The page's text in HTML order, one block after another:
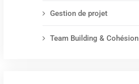
Gestion de projet
Team Building & Cohésion